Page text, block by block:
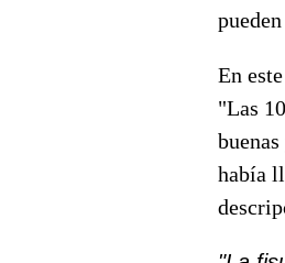
En
"Las
había